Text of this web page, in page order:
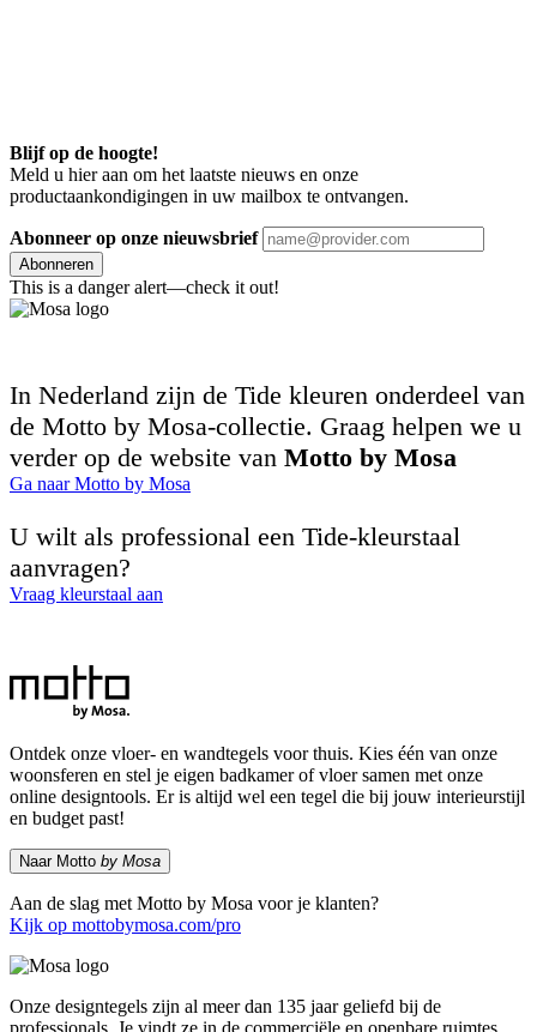
Blijf op de hoogte!
Meld u hier aan om het laatste nieuws en onze
productaankondigingen in uw mailbox te ontvangen.
Abonneer op onze nieuwsbrief
Abonneren
This is a danger alert—check it out!
In Nederland zijn de Tide kleuren onderdeel van
de Motto by Mosa-collectie. Graag helpen we u
verder op de website van Motto by Mosa
Ga naar Motto by Mosa
U wilt als professional een Tide-kleurstaal
aanvragen?
Vraag kleurstaal aan
Ontdek onze vloer- en wandtegels voor thuis. Kies één van onze
woonsferen en stel je eigen badkamer of vloer samen met onze
online designtools. Er is altijd wel een tegel die bij jouw interieurstijl
en budget past!
Naar Motto by Mosa
Aan de slag met Motto by Mosa voor je klanten?
Kijk op mottobymosa.com/pro
Onze designtegels zijn al meer dan 135 jaar geliefd bij de